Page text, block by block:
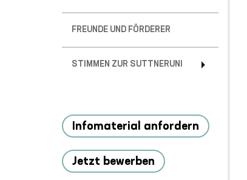
FREUNDE UND FÖRDERER
STIMMEN ZUR SUTTNERUNI
Infomaterial anfordern
Jetzt bewerben